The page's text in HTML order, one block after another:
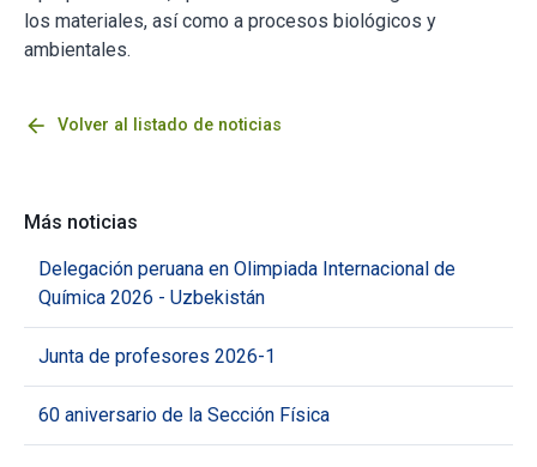
los materiales, así como a procesos biológicos y
ambientales.
arrow_back Volver al listado de noticias
Más noticias
Delegación peruana en Olimpiada Internacional de
Química 2026 - Uzbekistán
Junta de profesores 2026-1
60 aniversario de la Sección Física